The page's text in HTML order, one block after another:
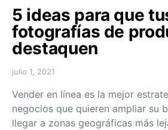
5 ideas para que
fotografías de
destaquen
julio 1, 2021
Vender en línea es la mejor
negocios que quieren ampliar su
llegar a zonas geográficas más